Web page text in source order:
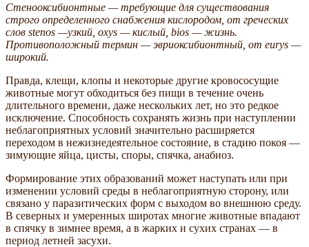
Стенооксибионтные — требующие для существования
строго определенного снабжения кислородом, от греческих
слов stenos —узкий, oxys — кислый, bios — жизнь.
Противоположный термин — эвриоксибионтный, от eurys —
широкий.
Правда, клещи, клопы и некоторые другие кровососущие
животные могут обходиться без пищи в течение очень
длительного времени, даже нескольких лет, но это редкое
исключение. Способность сохранять жизнь при наступлении
неблагоприятных условий значительно расширяется
переходом в нежизнедеятельное состояние, в стадию покоя —
зимующие яйца, цисты, споры, спячка, анабиоз.
Формирование этих образований может наступать или при
изменении условий среды в неблагоприятную сторону, или
связано у паразитических форм с выходом во внешнюю среду.
В северных и умеренных широтах многие животные впадают
в спячку в зимнее время, а в жарких и сухих странах — в
период летней засухи.